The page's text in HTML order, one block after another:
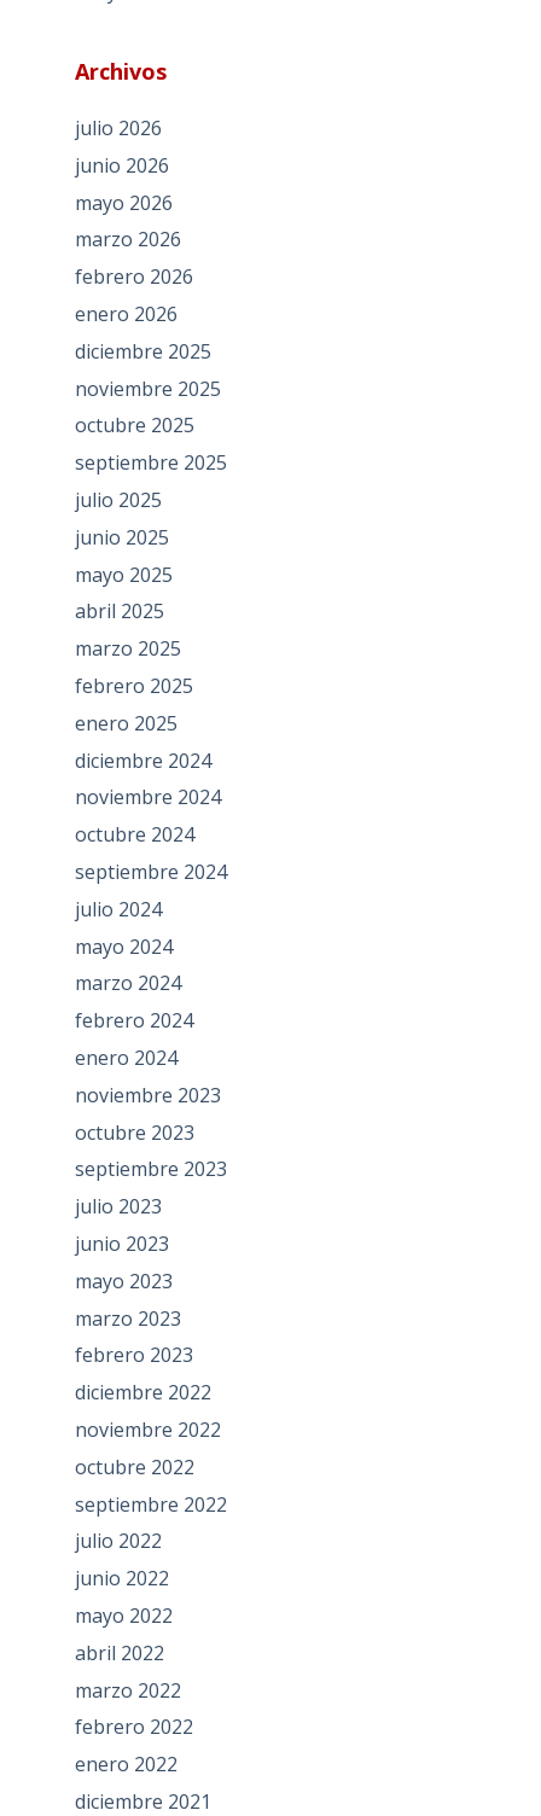
Archivos
julio 2026
junio 2026
mayo 2026
marzo 2026
febrero 2026
enero 2026
diciembre 2025
noviembre 2025
octubre 2025
septiembre 2025
julio 2025
junio 2025
mayo 2025
abril 2025
marzo 2025
febrero 2025
enero 2025
diciembre 2024
noviembre 2024
octubre 2024
septiembre 2024
julio 2024
mayo 2024
marzo 2024
febrero 2024
enero 2024
noviembre 2023
octubre 2023
septiembre 2023
julio 2023
junio 2023
mayo 2023
marzo 2023
febrero 2023
diciembre 2022
noviembre 2022
octubre 2022
septiembre 2022
julio 2022
junio 2022
mayo 2022
abril 2022
marzo 2022
febrero 2022
enero 2022
diciembre 2021